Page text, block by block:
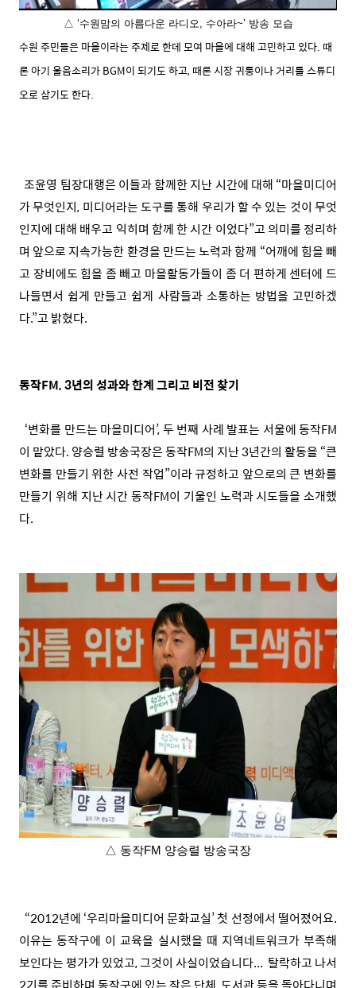
△ ‘수원맘의 아름다운 라디오, 수아라~’ 방송 모습
수원 주민들은 마을이라는 주제로 한데 모여 마을에 대해 고민하고 있다. 때
론 아기 울음소리가 BGM이 되기도 하고, 때론 시장 귀퉁이나 거리를 스튜디
오로 삼기도 한다.
조윤영 팀장대행은 이들과 함께한 지난 시간에 대해 “마을미디어
가 무엇인지, 미디어라는 도구를 통해 우리가 할 수 있는 것이 무엇
인지에 대해 배우고 익히며 함께 한 시간 이었다”고 의미를 정리하
며 앞으로 지속가능한 환경을 만드는 노력과 함께 “어깨에 힘을 빼
고 장비에도 힘을 좀 빼고 마을활동가들이 좀 더 편하게 센터에 드
나들면서 쉽게 만들고 쉽게 사람들과 소통하는 방법을 고민하겠
다.”고 밝혔다.
동작FM, 3년의 성과와 한계 그리고 비전 찾기
‘변화를 만드는 마을미디어’, 두 번째 사례 발표는 서울에 동작FM
이 맡았다. 양승렬 방송국장은 동작FM의 지난 3년간의 활동을 “큰
변화를 만들기 위한 사전 작업”이라 규정하고 앞으로의 큰 변화를
만들기 위해 지난 시간 동작FM이 기울인 노력과 시도들을 소개했
다.
△ 동작FM 양승렬 방송국장
“2012년에 ‘우리마을미디어 문화교실’ 첫 선정에서 떨어졌어요.
이유는 동작구에 이 교육을 실시했을 때 지역네트워크가 부족해
보인다는 평가가 있었고, 그것이 사실이었습니다... 탈락하고 나서
2기를 준비하며 동작구에 있는 작은 단체, 도서관 등을 돌아다니며